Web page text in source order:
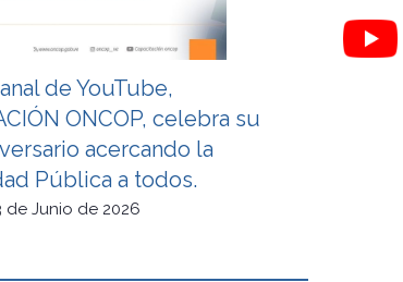
de YouTube,
ONCOP, celebra su
acercando la
Pública a todos.
de Junio de 2026